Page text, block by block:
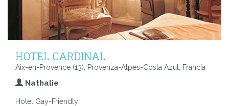
HOTEL CARDINAL
Aix-en-Provence (13), Provenza-Alpes-Costa Azul, Francia
Nathalie
Hotel Gay-Friendly